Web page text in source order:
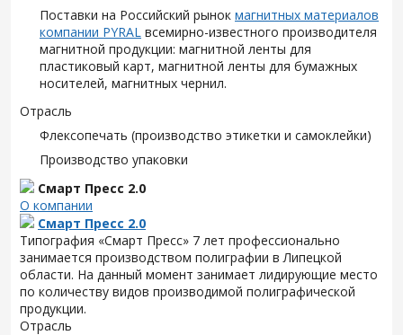
Поставки на Российский рынок магнитных материалов
компании PYRAL всемирно-известного производителя
магнитной продукции: магнитной ленты для
пластиковый карт, магнитной ленты для бумажных
носителей, магнитных чернил.
Отрасль
Флексопечать (производство этикетки и самоклейки)
Производство упаковки
Смарт Пресс 2.0
О компании
Смарт Пресс 2.0
Типография «Смарт Пресс» 7 лет профессионально
занимается производством полиграфии в Липецкой
области. На данный момент занимает лидирующие место
по количеству видов производимой полиграфической
продукции.
Отрасль